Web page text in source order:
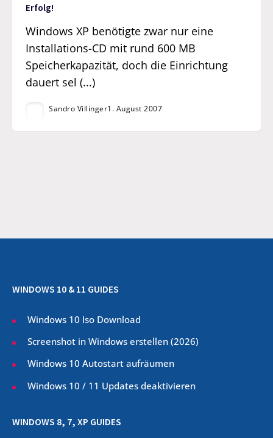
Erfolg!
Windows XP benötigte zwar nur eine
Installations-CD mit rund 600 MB
Speicherkapazität, doch die Einrichtung
dauert sel (...)
Sandro Villinger1. August 2007
WINDOWS 10 & 11 GUIDES
Windows 10 Iso Download
Screenshot in Windows erstellen (2026)
Windows 10 Autostart aufräumen
Windows 10 / 11 Updates deaktivieren
WINDOWS 8, 7, XP GUIDES